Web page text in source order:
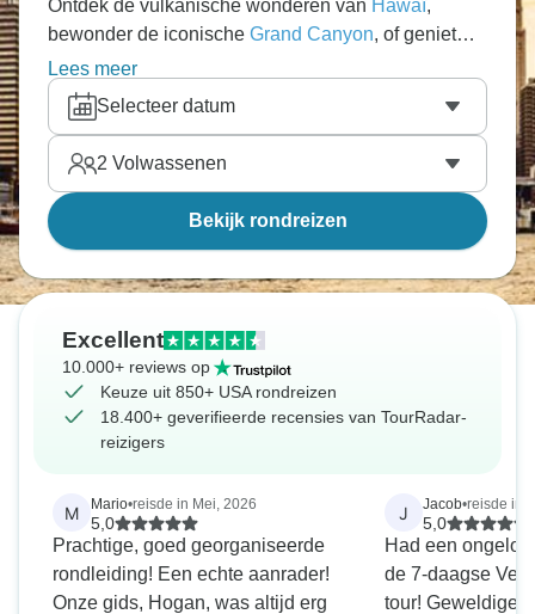
Ontdek de vulkanische wonderen van Hawaï,
bewonder de iconische Grand Canyon, of geniet
van een relaxte cruise langs
Verenigde Staten is een adembenemend avontuur
het gehele jaar door.
Lees meer
Selecteer datum
2 Volwassenen
Bekijk rondreizen
Excellent
10.000+ reviews op
Keuze uit 850+ USA rondreizen
18.400+ geverifieerde recensies van TourRadar-
reizigers
M Mario•reisde in Mei, 2026
5,0
Prachtige, goed georganiseerde
rondleiding! Een echte aanrader!
Onze gids, Hogan, was altijd erg
J Jacob•reisde in
5,0
Had een
de 7-daagse
tour! Geweldige